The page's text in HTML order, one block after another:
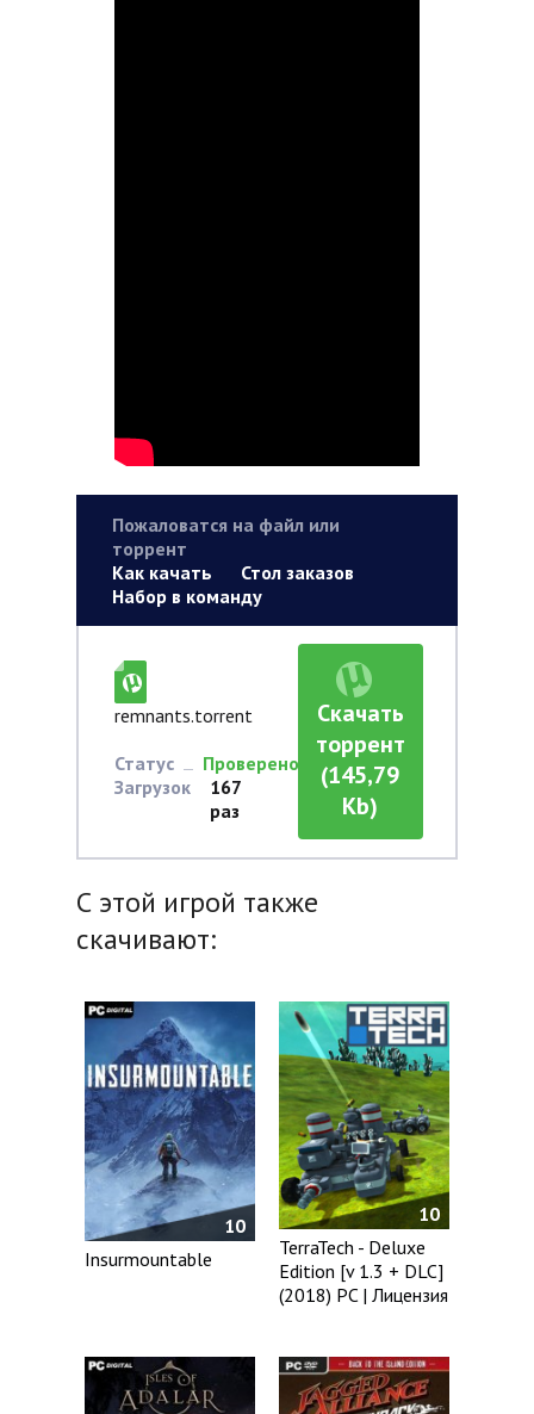
Пожаловатся на файл или
торрент
Как качать
Стол заказов
Набор в команду
remnants.torrent
Статус
Проверено
Загрузок
167
раз
Скачать
торрент
(145,79
Kb)
С этой игрой также
скачивают:
10
Insurmountable
10
TerraTech - Deluxe
Edition [v 1.3 + DLC]
(2018) PC | Лицензия